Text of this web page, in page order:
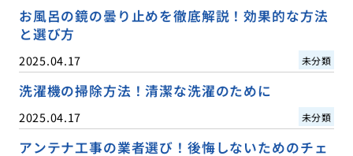
お風呂の鏡の曇り止めを徹底解説！効果的な方法
と選び方
2025.04.17 未分類
洗濯機の掃除方法！清潔な洗濯のために
2025.04.17 未分類
アンテナ工事の業者選び！後悔しないためのチェ